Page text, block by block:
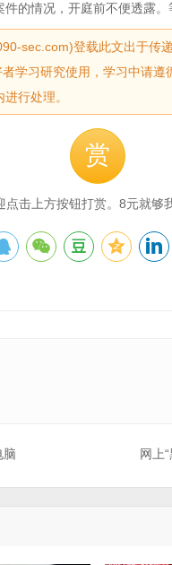
的情况，开庭前不便透露。
sec.com)登载此文出于传
学习研究使用，学习中请
行处理。
赏
点击上方按钮打赏。8元就够
脑 网上